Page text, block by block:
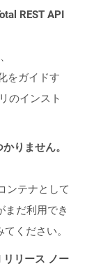
REST API
をガイドす
のインスト
りません。
ンテナとして
まだ利用でき
ください。
リリース ノー